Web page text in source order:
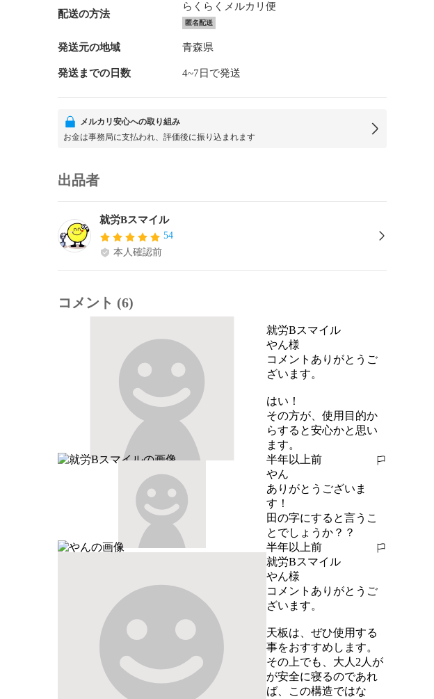
配送の方法
らくらくメルカリ便
匿名配送
発送元の地域 青森県
発送までの日数 4~7日で発送
メルカリ安心への取り組み
お金は事務局に支払われ、評価後に振り込まれます
出品者
就労Bスマイル
54
本人確認前
コメント (6)
就労Bスマイル
やん様
コメントありがとうご
ざいます。
はい！
その方が、使用目的か
らすると安心かと思い
ます。
半年以上前
報告する
やん
ありがとうございま
す！
田の字にすると言うこ
とでしょうか？？
半年以上前
報告する
就労Bスマイル
やん様
コメントありがとうご
ざいます。
天板は、ぜひ使用する
事をおすすめします。
その上でも、大人2人が
が安全に寝るのであれ
ば、この構造ではな